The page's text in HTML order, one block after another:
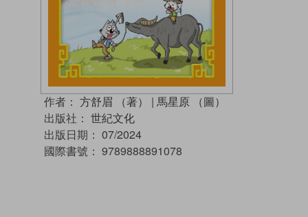
作者： 方舒眉 （著） | 馬星原 （圖）
出版社： 世紀文化
出版日期： 07/2024
國際書號： 9789888891078